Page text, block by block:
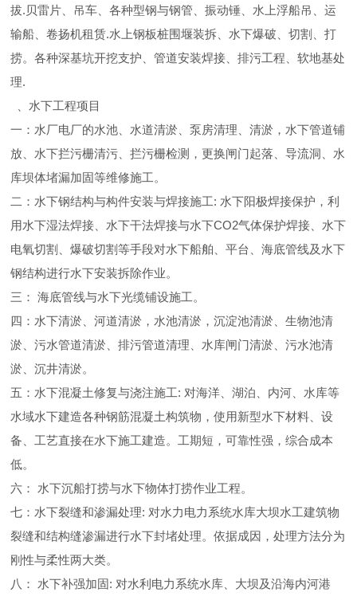
拔.贝雷片、吊车、各种型钢与钢管、振动锤、水上浮船吊、运
输船、卷扬机租赁.水上钢板桩围堰装拆、水下爆破、切割、打
捞。各种深基坑开挖支护、管道安装焊接、排污工程、软地基处
理.
、水下工程项目
一：水厂电厂的水池、水道清淤、泵房清理、清淤，水下管道铺
放、水下拦污栅清污、拦污栅检测，更换闸门起落、导流洞、水
库坝体堵漏加固等维修施工。
二：水下钢结构与构件安装与焊接施工: 水下阳极焊接保护，利
用水下湿法焊接、水下干法焊接与水下CO2气体保护焊接、水下
电氧切割、爆破切割等手段对水下船舶、平台、海底管线及水下
钢结构进行水下安装拆除作业。
三： 海底管线与水下光缆铺设施工。
四：水下清淤、河道清淤，水池清淤，沉淀池清淤、生物池清
淤、污水管道清淤、排污管道清理、水库闸门清淤、污水池清
淤、沉井清淤。
五：水下混凝土修复与浇注施工: 对海洋、湖泊、内河、水库等
水域水下建造各种钢筋混凝土构筑物，使用新型水下材料、设
备、工艺直接在水下施工建造。工期短，可靠性强，综合成本
低。
六： 水下沉船打捞与水下物体打捞作业工程。
七：水下裂缝和渗漏处理: 对水力电力系统水库大坝水工建筑物
裂缝和结构缝渗漏进行水下封堵处理。依据成因，处理方法分为
刚性与柔性两大类。
八： 水下补强加固: 对水利电力系统水库、大坝及沿海内河港